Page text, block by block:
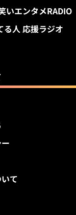
いエンタメRADIO
人 応援ラジオ
て